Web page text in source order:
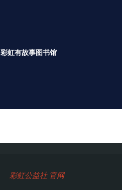
彩虹有故事图书馆
彩虹公益社 官网